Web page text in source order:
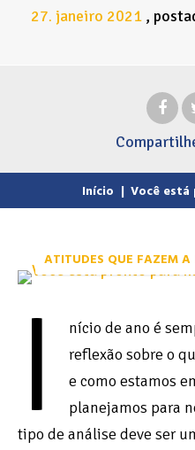
27. janeiro 2021
Início | Você
ATITUDES QUE FAZEM A
I
nício de ano é
reflexão sobre o
e como estamos
planejamos para
tipo de análise deve ser